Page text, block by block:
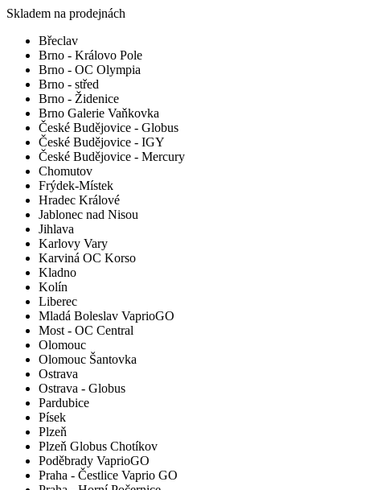
Skladem na prodejnách
Břeclav
Brno - Královo Pole
Brno - OC Olympia
Brno - střed
Brno - Židenice
Brno Galerie Vaňkovka
České Budějovice - Globus
České Budějovice - IGY
České Budějovice - Mercury
Chomutov
Frýdek-Místek
Hradec Králové
Jablonec nad Nisou
Jihlava
Karlovy Vary
Karviná OC Korso
Kladno
Kolín
Liberec
Mladá Boleslav VaprioGO
Most - OC Central
Olomouc
Olomouc Šantovka
Ostrava
Ostrava - Globus
Pardubice
Písek
Plzeň
Plzeň Globus Chotíkov
Poděbrady VaprioGO
Praha - Čestlice Vaprio GO